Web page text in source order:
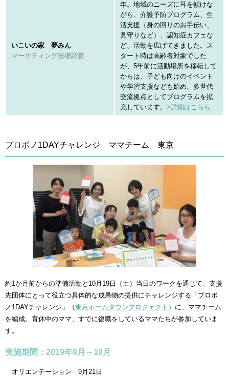
いこいの家 夢みん
マーケティング基礎調査
年。地域のニーズに耳を傾けな
がら、介護予防プログラム、生
活支援（身の回りのお手伝い、
見守りなど）、認知症カフェな
ど、活動を広げてきました。ス
タート時は高齢者対象でした
が、5年前に活動場所を移転して
からは、子ども向けのイベント
や学習支援なども始め、多世代
交流拠点としてプログラムを拡
充しています。 >詳細はこちら
プロボノ1DAYチャレンジ ママチーム 東京
約1か月前からの準備活動と10月19日（土）当日のワークを通じて、支援
先団体にとって役立つ具体的な成果物の提供にチャレンジする「プロボ
ノ1DAYチャレンジ」（東京ホームタウンプロジェクト ）に、ママチーム
を編成。育休中のママ、すでに復職をしているママたちが参加していま
す。
実施期間：2019年9月～10月
オリエンテーション 9月21日